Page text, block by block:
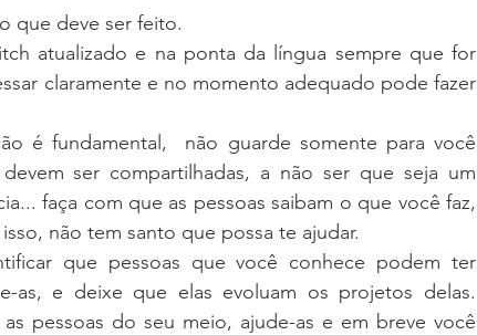
que deve ser feito.
atualizado e na ponta da língua sempre que for
claramente e no momento adequado pode fazer
é fundamental,  não guarde somente para você
ser compartilhadas, a não ser que seja um
faça com que as pessoas saibam o que você faz,
não tem santo que possa te ajudar.
que pessoas que você conhece podem ter
as, e deixe que elas evoluam os projetos delas.
pessoas do seu meio, ajude-as e em breve você